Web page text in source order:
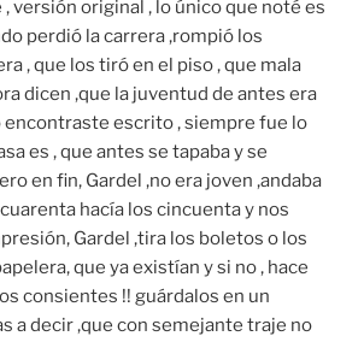
versión original , lo único que noté es
perdió la carrera ,rompió los
, que los tiró en el piso , que mala
dicen ,que la juventud de antes era
encontraste escrito , siempre fue lo
es , que antes se tapaba y se
en fin, Gardel ,no era joven ,andaba
hacía los cincuenta y nos
Gardel ,tira los boletos o los
que ya existían y si no , hace
consientes !! guárdalos en un
a decir ,que con semejante traje no